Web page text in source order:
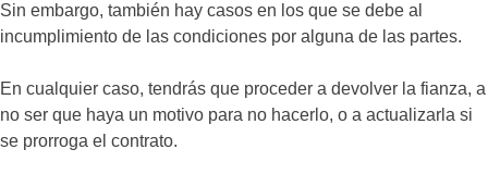
Sin embargo, también hay casos en los que se debe al
incumplimiento de las condiciones por alguna de las partes.
En cualquier caso, tendrás que proceder a devolver la fianza, a
no ser que haya un motivo para no hacerlo, o a actualizarla si
se prorroga el contrato.